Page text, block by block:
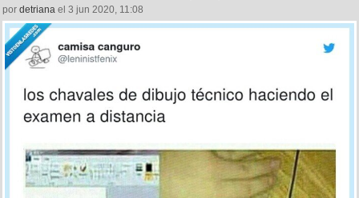
por detriana el 3 jun 2020, 11:08